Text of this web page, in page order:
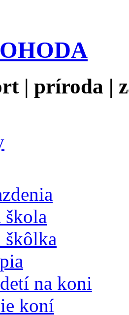
| príroda |
škola
škôlka
na koni
koní